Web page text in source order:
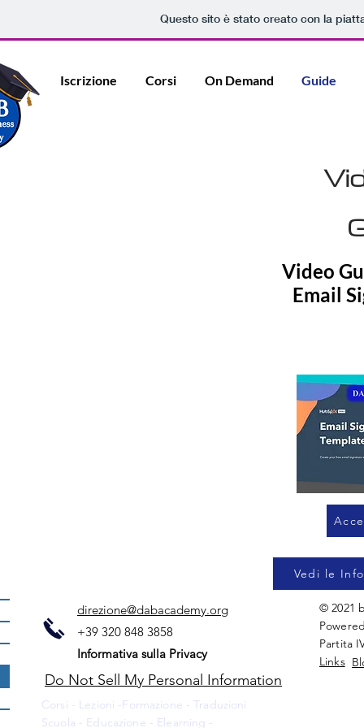
Questo sito è stato creato con la
Iscrizione Corsi On Demand Guide
Video
Email
Vedi le Info
direzione@dabacademy.org
+39 320 848 3858
Informativa sulla Privacy
Do Not Sell My Personal Information
© 2021
Partita
Links
Corsi - Lezioni -Formazione - Traduzioni
Scuola - Educazione - Elearning -